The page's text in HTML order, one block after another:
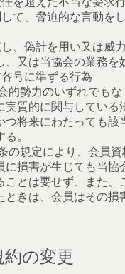
て、脅迫的な言動を
、偽計を用い又は威
、又は当協会の業務を
号に準ずる行為
的勢力のいずれでも
実質的に関与している
つ将来にわたっても該
。
の規定により、会員
に損害が生じても当協
ことは要せず、また、
ときは、会員はその損
約の変更